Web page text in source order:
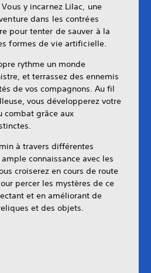
y incarnez Lilac, une
dans les contrées
pour tenter de sauver à la
formes de vie artificielle.
rythme un monde
et terrassez des ennemis
de vos compagnons. Au fil
vous développerez votre
combat grâce aux
à travers différentes
connaissance avec les
croiserez en cours de route
percer les mystères de ce
et en améliorant de
et des objets.